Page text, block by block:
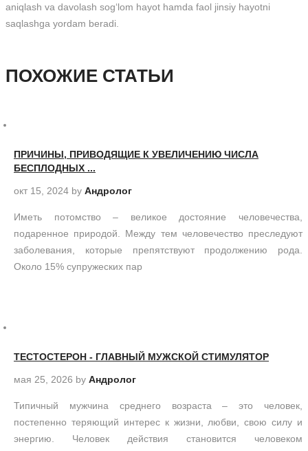
aniqlash va davolash sog‘lom hayot hamda faol jinsiy hayotni
saqlashga yordam beradi.
ПОХОЖИЕ СТАТЬИ
ПРИЧИНЫ, ПРИВОДЯЩИЕ К УВЕЛИЧЕНИЮ ЧИСЛА
БЕСПЛОДНЫХ ...
окт 15, 2024 by Андролог
Иметь потомство – великое достояние человечества,
подаренное природой. Между тем человечество преследуют
заболевания, которые препятствуют продолжению рода.
Около 15% супружеских пар
ТЕСТОСТЕРОН - ГЛАВНЫЙ МУЖСКОЙ СТИМУЛЯТОР
мая 25, 2026 by Андролог
Типичный мужчина среднего возраста – это человек,
постепенно теряющий интерес к жизни, любви, свою силу и
энергию. Человек действия становится человеком